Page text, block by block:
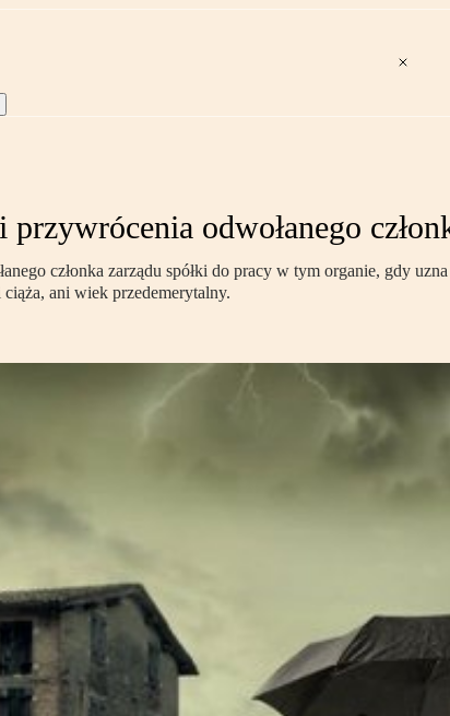
odwołanego
członka zarządu spółki do pracy w tym organie, gdy
ani wiek przedemerytalny.